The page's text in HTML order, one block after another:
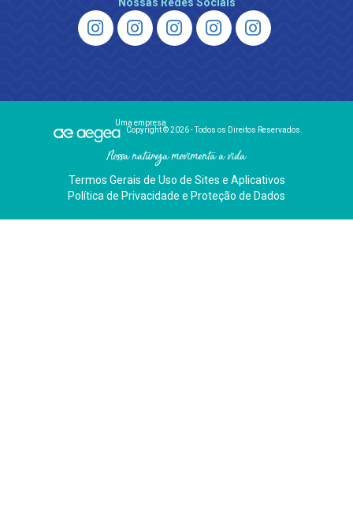
Uma empresa
Copyright © 2026 - Todos os Direitos Reservados.
Nossa natureza movimenta a vida
Termos Gerais de Uso de Sites e Aplicativos
Política de Privacidade e Proteção de Dados